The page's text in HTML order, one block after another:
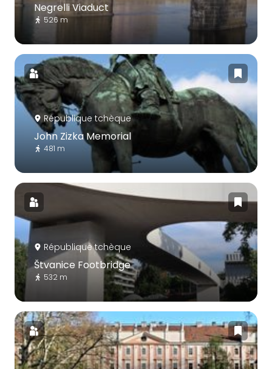
Negrelli Viaduct
526 m
République tchèque
John Zizka Memorial
481 m
République tchèque
Štvanice Footbridge
532 m